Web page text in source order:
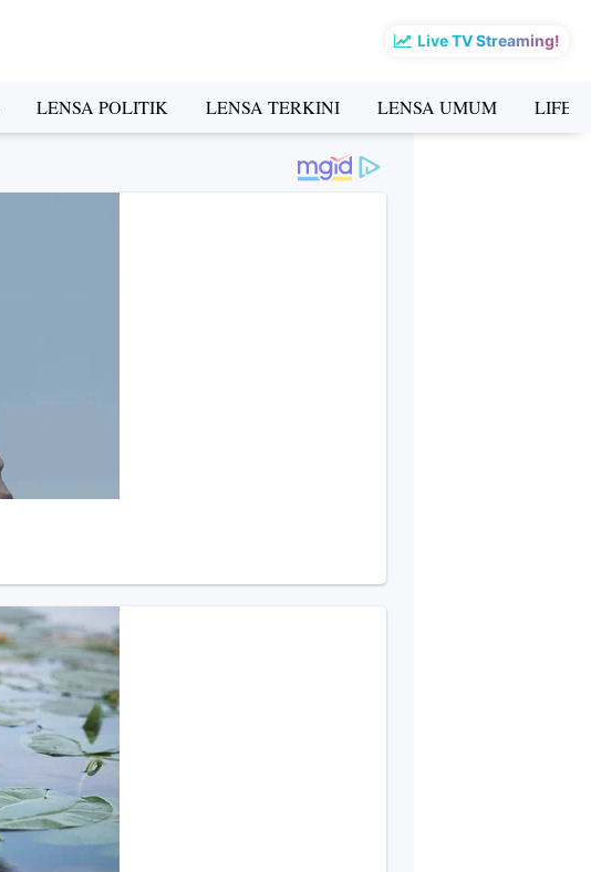
Live TV Streaming!
LENSA POLITIK LENSA TERKINI LENSA UMUM